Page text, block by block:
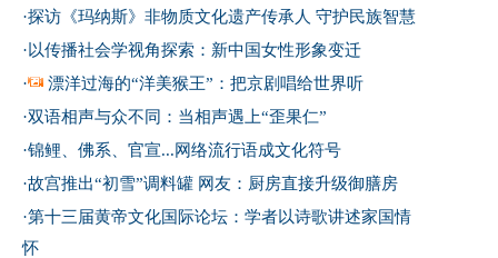
·探访《玛纳斯》非物质文化遗产传承人 守护民族智慧
·以传播社会学视角探索：新中国女性形象变迁
·
漂洋过海的“洋美猴王”：把京剧唱给世界听
·双语相声与众不同：当相声遇上“歪果仁”
·锦鲤、佛系、官宣...网络流行语成文化符号
·故宫推出“初雪”调料罐 网友：厨房直接升级御膳房
·第十三届黄帝文化国际论坛：学者以诗歌讲述家国情
怀